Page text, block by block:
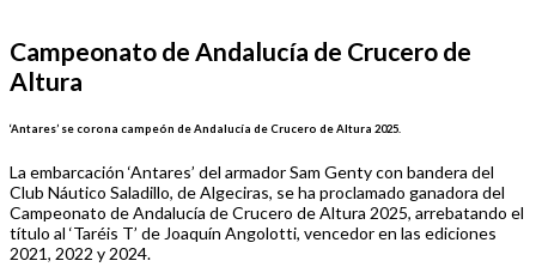
Campeonato de Andalucía de Crucero de
Altura
‘Antares’ se corona campeón de Andalucía de Crucero de Altura 2025.
La embarcación ‘Antares’ del armador Sam Genty con bandera del
Club Náutico Saladillo, de Algeciras, se ha proclamado ganadora del
Campeonato de Andalucía de Crucero de Altura 2025, arrebatando el
título al ‘Taréis T’ de Joaquín Angolotti, vencedor en las ediciones
2021, 2022 y 2024.